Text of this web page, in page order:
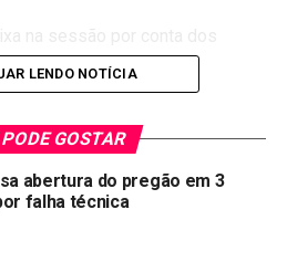
LENDO NOTÍCIA
PODE GOSTAR
abertura do pregão em 3
falha técnica